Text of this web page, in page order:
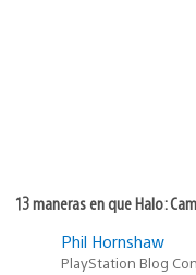
13 maneras en que Halo:
Phil Hornshaw
PlayStation Blog